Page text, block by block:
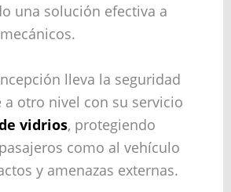
una solución efectiva a
lleva la seguridad
a otro nivel con su servicio
vidrios, protegiendo
como al vehículo
y amenazas externas.